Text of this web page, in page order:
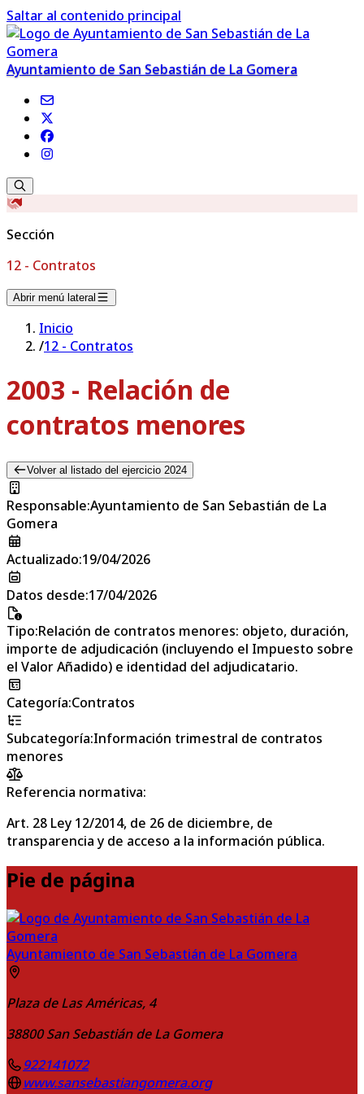
Saltar al contenido principal
Ayuntamiento de San Sebastián de La Gomera
Sección
12 - Contratos
Abrir menú lateral
Inicio
/12 - Contratos
2003 - Relación de
contratos menores
Volver al listado del ejercicio 2024
Responsable:Ayuntamiento de San Sebastián de La
Gomera
Actualizado:19/04/2026
Datos desde:17/04/2026
Tipo:Relación de contratos menores: objeto, duración,
importe de adjudicación (incluyendo el Impuesto sobre
el Valor Añadido) e identidad del adjudicatario.
Categoría:Contratos
Subcategoría:Información trimestral de contratos
menores
Referencia normativa:
Art. 28 Ley 12/2014, de 26 de diciembre, de
transparencia y de acceso a la información pública.
Pie de página
Ayuntamiento de San Sebastián de La Gomera
Plaza de Las Américas, 4
38800 San Sebastián de La Gomera
922141072
www.sansebastiangomera.org